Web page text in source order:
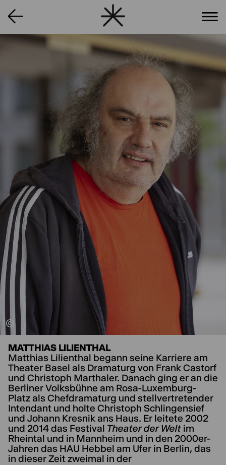
MATTHIAS LILIENTHAL
Matthias Lilienthal begann seine Karriere am
Theater Basel als Dramaturg von Frank Castorf
und Christoph Marthaler. Danach ging er an die
Berliner Volksbühne am Rosa-Luxemburg-
Platz als Chefdramaturg und stellvertretender
Intendant und holte Christoph Schlingensief
und Johann Kresnik ans Haus. Er leitete 2002
und 2014 das Festival Theater der Welt im
Rheintal und in Mannheim und in den 2000er-
Jahren das HAU Hebbel am Ufer in Berlin, das
in dieser Zeit zweimal in der